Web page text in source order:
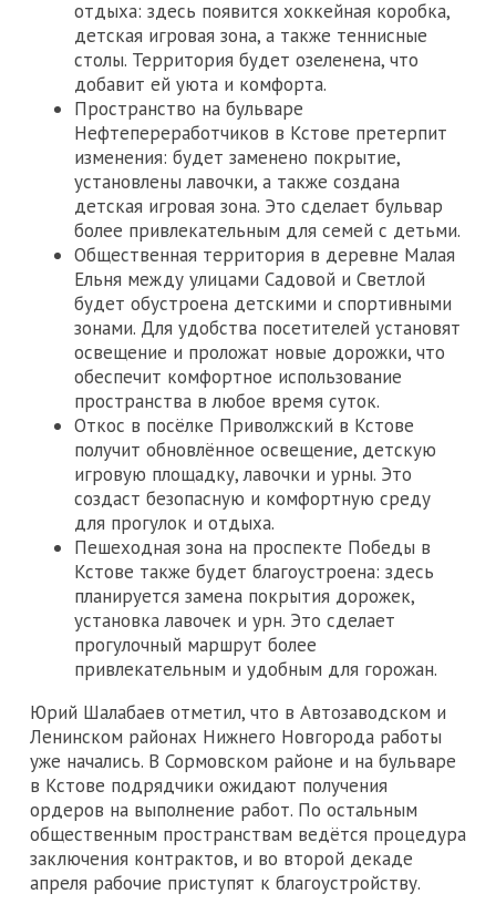
отдыха: здесь появится хоккейная коробка,
детская игровая зона, а также теннисные
столы. Территория будет озеленена, что
добавит ей уюта и комфорта.
Пространство на бульваре
Нефтепереработчиков в Кстове претерпит
изменения: будет заменено покрытие,
установлены лавочки, а также создана
детская игровая зона. Это сделает бульвар
более привлекательным для семей с детьми.
Общественная территория в деревне Малая
Ельня между улицами Садовой и Светлой
будет обустроена детскими и спортивными
зонами. Для удобства посетителей установят
освещение и проложат новые дорожки, что
обеспечит комфортное использование
пространства в любое время суток.
Откос в посёлке Приволжский в Кстове
получит обновлённое освещение, детскую
игровую площадку, лавочки и урны. Это
создаст безопасную и комфортную среду
для прогулок и отдыха.
Пешеходная зона на проспекте Победы в
Кстове также будет благоустроена: здесь
планируется замена покрытия дорожек,
установка лавочек и урн. Это сделает
прогулочный маршрут более
привлекательным и удобным для горожан.
Юрий Шалабаев отметил, что в Автозаводском и
Ленинском районах Нижнего Новгорода работы
уже начались. В Сормовском районе и на бульваре
в Кстове подрядчики ожидают получения
ордеров на выполнение работ. По остальным
общественным пространствам ведётся процедура
заключения контрактов, и во второй декаде
апреля рабочие приступят к благоустройству.